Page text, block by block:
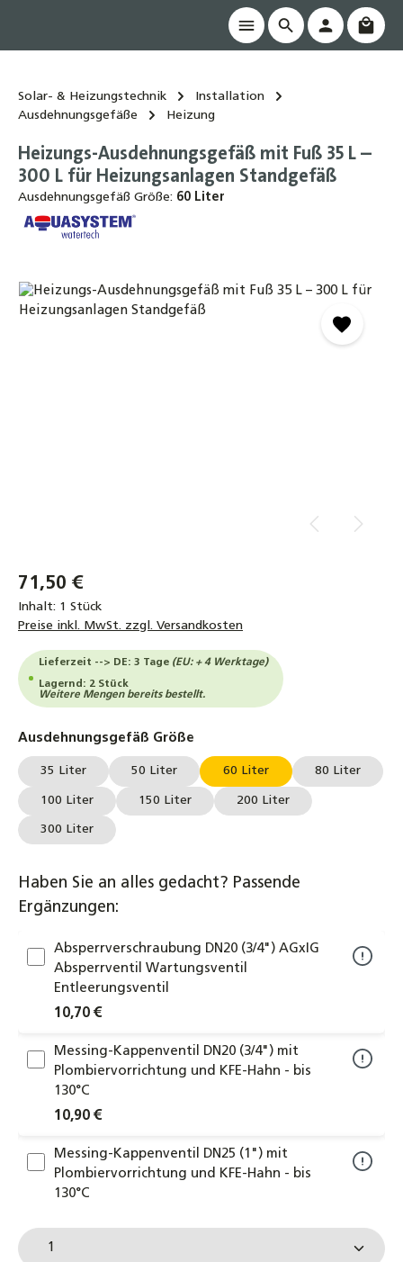
Solar- & Heizungstechnik
Installation
Ausdehnungsgefäße
Heizung
Heizungs-Ausdehnungsgefäß mit Fuß 35 L –
300 L für Heizungsanlagen Standgefäß
Ausdehnungsgefäß Größe: 60 Liter
Bildergalerie überspringen
71,50 €
Inhalt: 1 Stück
Preise inkl. MwSt. zzgl. Versandkosten
Lieferzeit --> DE: 3 Tage (EU: + 4 Werktage)
Lagernd: 2 Stück
Weitere Mengen bereits bestellt.
Ausdehnungsgefäß Größe
35 Liter 50 Liter 60 Liter 80 Liter
100 Liter 150 Liter 200 Liter
300 Liter
Haben Sie an alles gedacht? Passende
Ergänzungen:
Absperrverschraubung DN20 (3/4") AGxIG
Absperrventil Wartungsventil
Entleerungsventil
10,70 €
Messing-Kappenventil DN20 (3/4") mit
Plombiervorrichtung und KFE-Hahn - bis
130°C
10,90 €
Messing-Kappenventil DN25 (1") mit
Plombiervorrichtung und KFE-Hahn - bis
130°C
Produkt Anzahl: Gib den gewünschten Wert ein